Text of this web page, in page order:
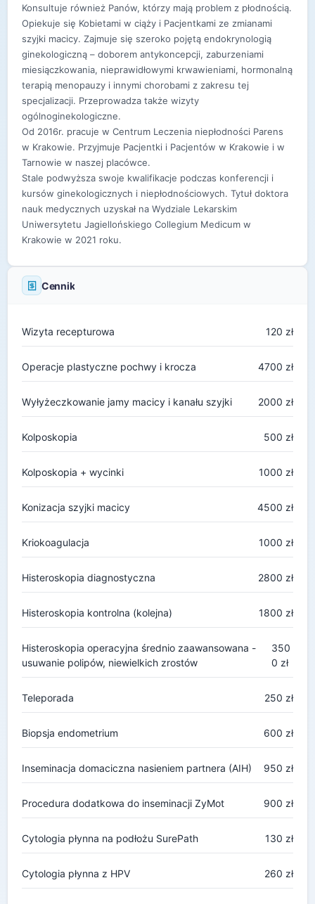
Konsultuje również Panów, którzy mają problem z płodnością.
Opiekuje się Kobietami w ciąży i Pacjentkami ze zmianami
szyjki macicy. Zajmuje się szeroko pojętą endokrynologią
ginekologiczną – doborem antykoncepcji, zaburzeniami
miesiączkowania, nieprawidłowymi krwawieniami, hormonalną
terapią menopauzy i innymi chorobami z zakresu tej
specjalizacji. Przeprowadza także wizyty
ogólnoginekologiczne.
Od 2016r. pracuje w Centrum Leczenia niepłodności Parens
w Krakowie. Przyjmuje Pacjentki i Pacjentów w Krakowie i w
Tarnowie w naszej placówce.
Stale podwyższa swoje kwalifikacje podczas konferencji i
kursów ginekologicznych i niepłodnościowych. Tytuł doktora
nauk medycznych uzyskał na Wydziale Lekarskim
Uniwersytetu Jagiellońskiego Collegium Medicum w
Krakowie w 2021 roku.
Cennik
Wizyta recepturowa 120 zł
Operacje plastyczne pochwy i krocza 4700 zł
Wyłyżeczkowanie jamy macicy i kanału szyjki 2000 zł
Kolposkopia 500 zł
Kolposkopia + wycinki 1000 zł
Konizacja szyjki macicy 4500 zł
Kriokoagulacja 1000 zł
Histeroskopia diagnostyczna 2800 zł
Histeroskopia kontrolna (kolejna) 1800 zł
Histeroskopia operacyjna średnio zaawansowana -
usuwanie polipów, niewielkich zrostów
350
0 zł
Teleporada 250 zł
Biopsja endometrium 600 zł
Inseminacja domaciczna nasieniem partnera (AIH) 950 zł
Procedura dodatkowa do inseminacji ZyMot 900 zł
Cytologia płynna na podłożu SurePath 130 zł
Cytologia płynna z HPV 260 zł